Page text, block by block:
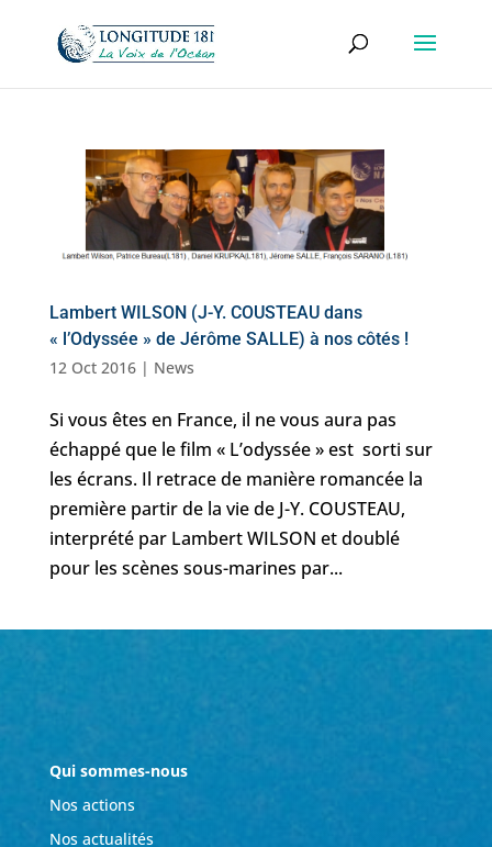
Lambert WILSON (J-Y. COUSTEAU dans
« l’Odyssée » de Jérôme SALLE) à nos côtés !
12 Oct 2016| News
Si vous êtes en France, il ne vous aura pas
échappé que le film « L’odyssée » est sorti sur
les écrans. Il retrace de manière romancée la
première partir de la vie de J-Y. COUSTEAU,
interprété par Lambert WILSON et doublé
pour les scènes sous-marines par...
Qui sommes-nous
Nos actions
Nos actualités